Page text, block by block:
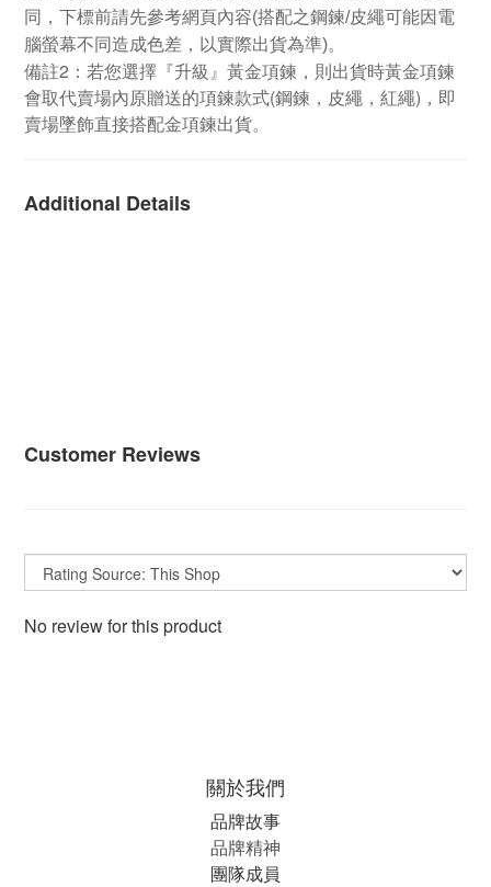
同，下標前請先參考網頁內容(搭配之鋼鍊/皮繩可能因電
腦螢幕不同造成色差，以實際出貨為準)。
備註2：若您選擇『升級』黃金項鍊，則出貨時黃金項鍊
會取代賣場內原贈送的項鍊款式(鋼鍊，皮繩，紅繩)，即
賣場墜飾直接搭配金項鍊出貨。
Additional Details
Customer Reviews
No review for this product
關於我們
品牌故事
品牌精神
團隊成員